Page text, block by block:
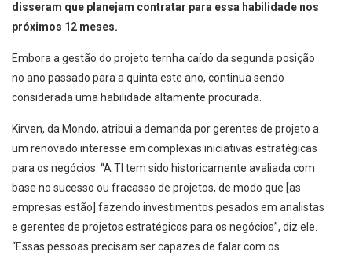
disseram que planejam contratar para essa habilidade nos
próximos 12 meses.
Embora a gestão do projeto ternha caído da segunda posição
no ano passado para a quinta este ano, continua sendo
considerada uma habilidade altamente procurada.
Kirven, da Mondo, atribui a demanda por gerentes de projeto a
um renovado interesse em complexas iniciativas estratégicas
para os negócios. “A TI tem sido historicamente avaliada com
base no sucesso ou fracasso de projetos, de modo que [as
empresas estão] fazendo investimentos pesados ​​em analistas
e gerentes de projetos estratégicos para os negócios”, diz ele.
“Essas pessoas precisam ser capazes de falar com os